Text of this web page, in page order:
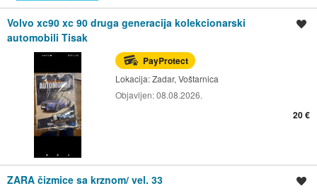
Volvo xc90 xc 90 druga generacija kolekcionarski
automobili Tisak
PayProtect
Lokacija:Zadar, Voštarnica
Objavljen:08.08.2026.
20 €
ZARA čizmice sa krznom/ vel. 33